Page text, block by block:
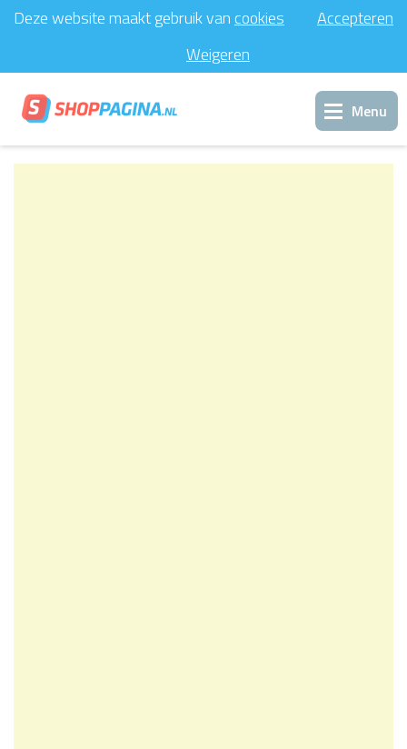
Inloggen
Menu
Deze website maakt gebruik vancookies
Accepteren
Weigeren